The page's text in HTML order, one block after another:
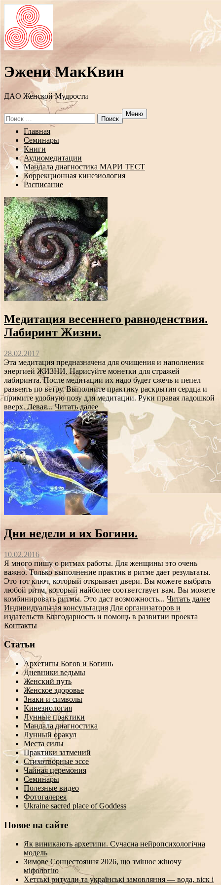
Эжени МакКвин
ДAO Женской Мудрости
Search
for:
Меню
Перейти
содержанию
Главная
Семинары
Книги
Аудиомедитации
Мандала диагностика МАРИ ТЕСТ
Коррекционная кинезиология
Расписание
Медитация весеннего равноденствия.
Лабиринт Жизни.
28.02.2017
Эта медитация предназначена для очищения и наполнения
энергией ЖИЗНИ. Нарисуйте монетки для стражей
лабиринта. После медитации их надо будет сжечь и пепел
развеять по ветру. Выполните практику раскрытия сердца и
примите удобную позу для медитации. Руки правая ладошкой
вверх. Левая...Читать далее
Дни недели и их Богини.
10.02.2016
Я много пишу о ритмах работы. Для женщины это очень
важно. Только выполнение практик в ритме дает результаты.
Это тот ключ, который открывает двери. Вы можете выбрать
любой ритм, который найболее соответствует вам. Вы можете
комбинировать ритмы. Это даст возможность... Читать далее
Индивидуальная консультация Для организаторов и
издательств Благодарность и помощь в развитии проекта
Контакты
Статьи
Архетипы Богов и Богинь
Дневники ведьмы
Женский путь
Женское здоровье
Знаки и символы
Кинезиология
Лунные практики
Мандала диагностика
Лунный оракул
Места силы
Практики затмений
Стихотворные эссе
Чайная церемония
Семинары
Полезные видео
Фотогалерея
Ukraine sacred place of Goddess
Новое на сайте
Як виникають архетипи. Сучасна нейропсихологічна
модель
Зимове Сонцестояння 2026, що змінює жіночу
міфологію
Хетські ритуали та українські замовляння — вода, віск і